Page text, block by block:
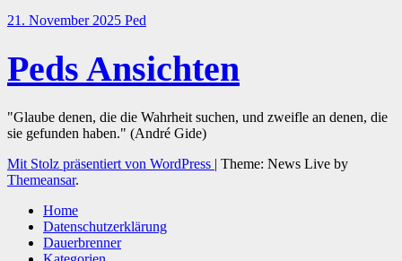
21. November 2025 Ped
Peds Ansichten
"Glaube denen, die die Wahrheit suchen, und zweifle an denen, die
sie gefunden haben." (André Gide)
Mit Stolz präsentiert von WordPress | Theme: News Live by
Themeansar.
Home
Datenschutzerklärung
Dauerbrenner